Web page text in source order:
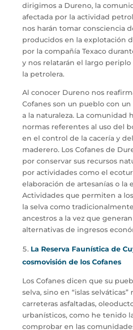
dirigimos a Dureno, la
afectada por la actividad
nos harán tomar consciencia
producidos en la explotación
por la compañía Texaco
y nos relatarán el largo
la petrolera.
Al conocer Dureno nos
Cofanes son un pueblo con
a la naturaleza. La comunidad
normas referentes al uso del
en el control de la cacería y
maderero. Los Cofanes de
por conservar sus recursos
por actividades como el
elaboración de artesanías o la
Actividades que permiten a
la selva como
ancestros a la vez que
alternativas de ingresos
La Reserva Faunística de
cosmovisión de los Cofanes
Los Cofanes dicen que su
selva, sino en “islas selváticas”
carreteras asfaltadas,
urbanísticos, como he tenido
comprobar en las